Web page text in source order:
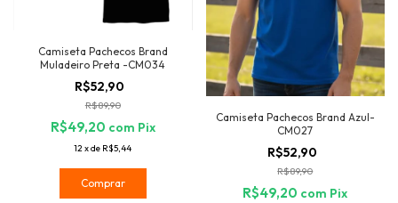
Camiseta Pachecos Brand
Muladeiro Preta -CM034
R$52,90
R$89,90
R$49,20 com Pix
12xde R$5,44
Comprar
Camiseta Pachecos Brand Azul-
CM027
R$52,90
R$89,90
R$49,20 com Pix